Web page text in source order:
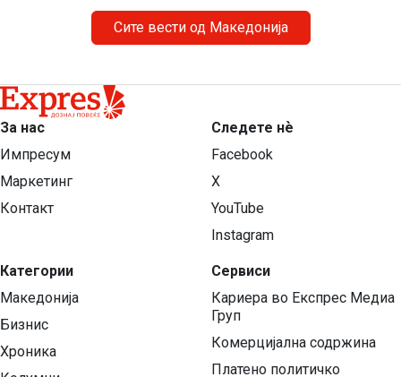
Сите вести од Македонија
За нас
Импресум
Маркетинг
Контакт
Категории
Македонија
Бизнис
Хроника
Следете нѐ
Facebook
X
YouTube
Instagram
Сервиси
Кариера во Експрес Медиа
Груп
Комерцијална содржина
Платено политичко